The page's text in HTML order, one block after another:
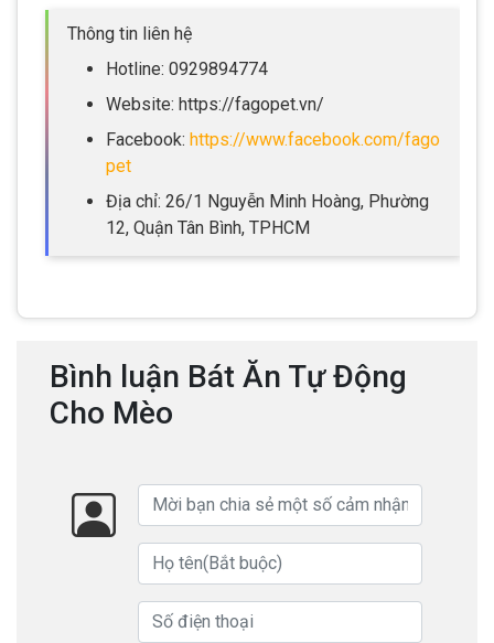
Thông tin liên hệ
Hotline: 0929894774
Website: https://fagopet.vn/
Facebook: https://www.facebook.com/fago
pet
Địa chỉ: 26/1 Nguyễn Minh Hoàng, Phường
12, Quận Tân Bình, TPHCM
Bình luận Bát Ăn Tự Động
Cho Mèo